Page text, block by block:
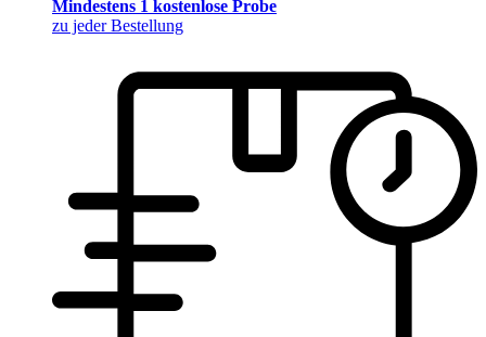
Mindestens 1 kostenlose Probe
zu jeder Bestellung